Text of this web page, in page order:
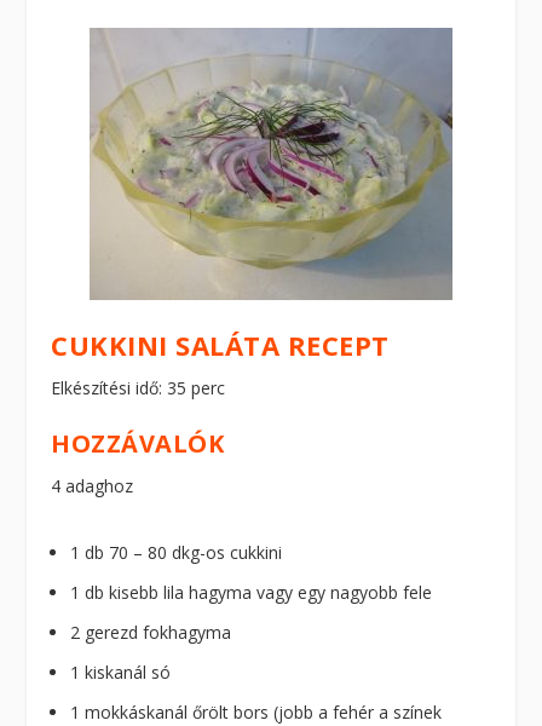
CUKKINI SALÁTA RECEPT
Elkészítési idő: 35 perc
HOZZÁVALÓK
4 adaghoz
1 db 70 – 80 dkg-os cukkini
1 db kisebb lila hagyma vagy egy nagyobb fele
2 gerezd fokhagyma
1 kiskanál só
1 mokkáskanál őrölt bors (jobb a fehér a színek